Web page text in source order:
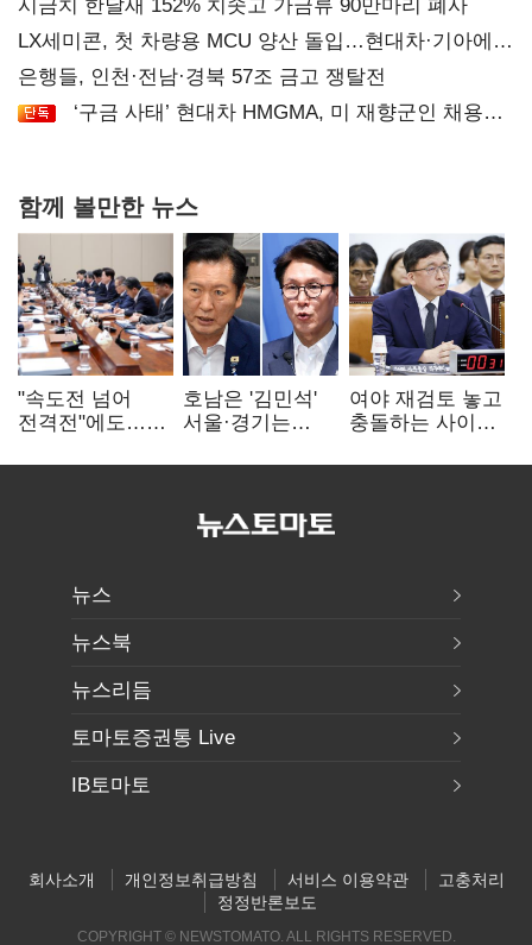
시금치 한달새 152% 치솟고 가금류 90만마리 폐사
LX세미콘, 첫 차량용 MCU 양산 돌입…현대차·기아에
공급
은행들, 인천·전남·경북 57조 금고 쟁탈전
‘구금 사태’ 현대차 HMGMA, 미 재향군인 채용
함께 볼만한 뉴스
"속도전 넘어
전격전"에도…
주 52시간까지
호남은 '김민석'
서울·경기는
승자는 '안갯속'
여야 재검토 놓고
충돌하는 사이…
수 오차 당연"
뉴스
뉴스북
뉴스리듬
토마토증권통 Live
IB토마토
회사소개 개인정보취급방침 서비스 이용약관
고충처리
정정반론보도
COPYRIGHT © NEWSTOMATO. ALL RIGHTS RESERVED.